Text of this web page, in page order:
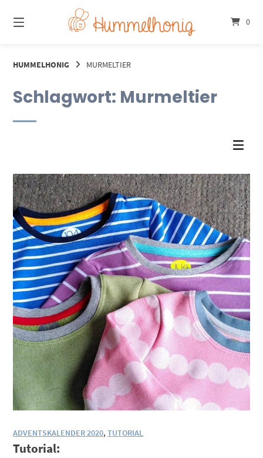
zum
Inhalt
0
HUMMELHONIG MURMELTIER
Schlagwort: Murmeltier
ADVENTSKALENDER 2020,TUTORIAL
Tutorial: